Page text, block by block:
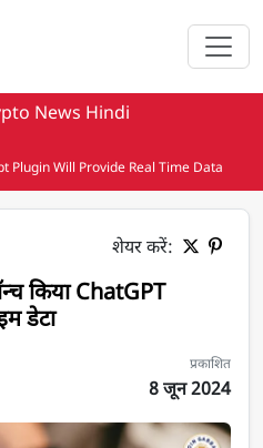
News Hindi
Plugin Will Provide Real Time Data
शेयर करें:
किया ChatGPT
डेटा
प्रकाशित
8 जून 2024
ChatGPT प्लगइन, मिलेगा रियल-